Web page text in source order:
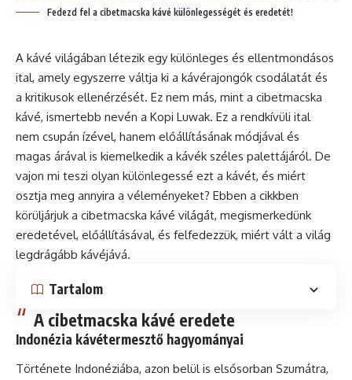
Fedezd fel a cibetmacska kávé különlegességét és eredetét!
A kávé világában létezik egy különleges és ellentmondásos
ital, amely egyszerre váltja ki a kávérajongók csodálatát és
a kritikusok ellenérzését. Ez nem más, mint a cibetmacska
kávé, ismertebb nevén a Kopi Luwak. Ez a rendkívüli ital
nem csupán ízével, hanem előállításának módjával és
magas árával is kiemelkedik a kávék széles palettájáról. De
vajon mi teszi olyan különlegessé ezt a kávét, és miért
osztja meg annyira a véleményeket? Ebben a cikkben
körüljárjuk a cibetmacska kávé világát, megismerkedünk
eredetével, előállításával, és felfedezzük, miért vált a világ
legdrágább kávéjává.
Tartalom
A cibetmacska kávé eredete
Indonézia kávétermesztő hagyományai
Története Indonéziába, azon belül is elsősorban Szumátra,